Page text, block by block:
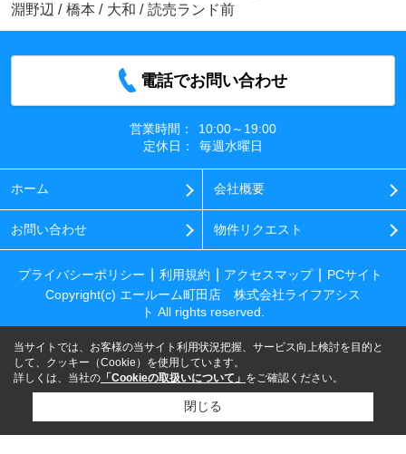
淵野辺 / 橋本 / 大和 / 読売ランド前
電話でお問い合わせ
営業時間：
10:00～19:00
定休日：
毎週水曜日
ホーム 会社概要
お問い合わせ 物件リクエスト
プライバシーポリシー 利用規約 アクセスマップ
PCサイト
Copyright(c) エールーム町田店 株式会社ライフアシス
ト All rights reserved.
当サイトでは、お客様の当サイト利用状況把握、サービス向上検討を目的と
して、クッキー（Cookie）を使用しています。
詳しくは、当社の 「Cookieの取扱いについて」 をご確認ください。
閉じる